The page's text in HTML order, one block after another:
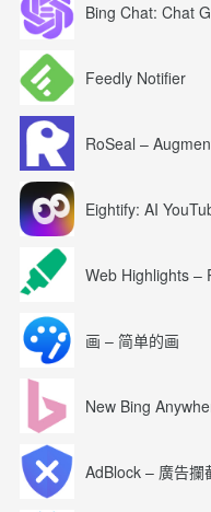
Bing Chat: Chat
Feedly Notifier
画 – 简单的画
AdBlock – 廣告攔